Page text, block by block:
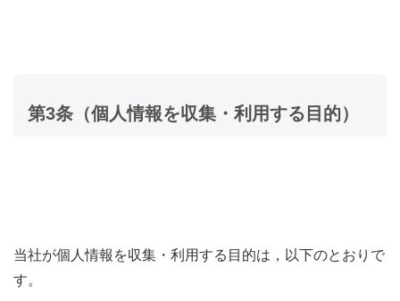
第3条（個人情報を収集・利用する目的）
当社が個人情報を収集・利用する目的は，以下のとおりで
す。